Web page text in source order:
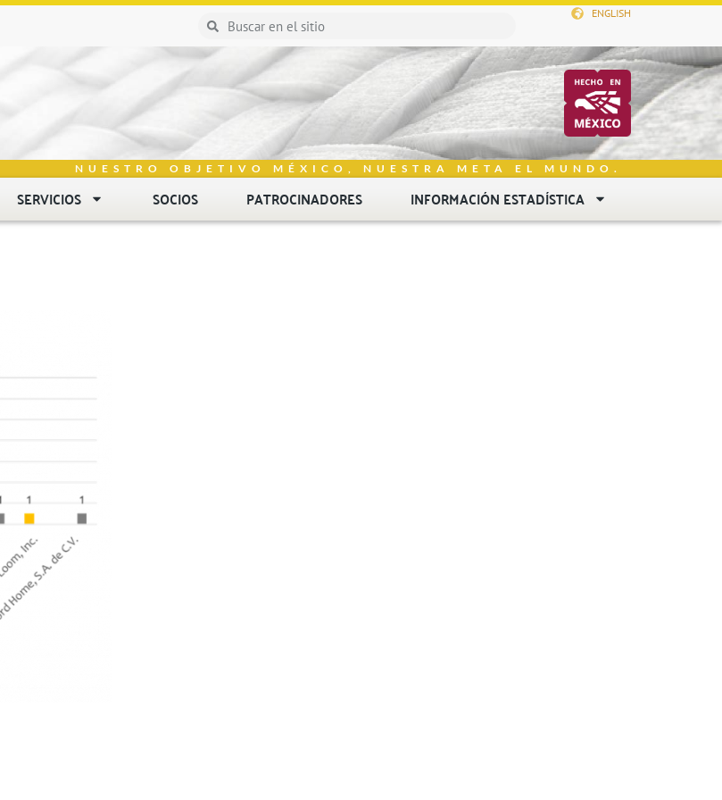
ENGLISH
NUESTRO OBJETIVO MÉXICO, NUESTRA META EL MUNDO.
SERVICIOS SOCIOS PATROCINADORES INFORMACIÓN ESTADÍSTICA